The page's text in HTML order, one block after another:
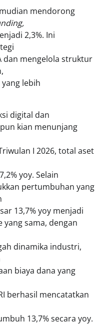
mendorong
2,3%. Ini
dan mengelola struktur
lebih
digital dan
kian menunjang
I 2026, total aset
yoy. Selain
pertumbuhan yang
13,7% yoy menjadi
sama, dengan
dinamika industri,
biaya dana yang
berhasil mencatatkan
13,7% secara yoy.